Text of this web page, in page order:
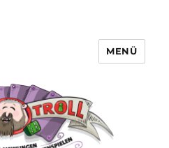
MENÜ